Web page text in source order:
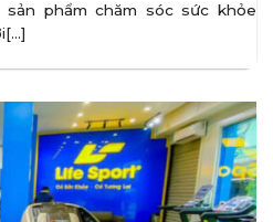
sản phẩm chăm sóc sức khỏe